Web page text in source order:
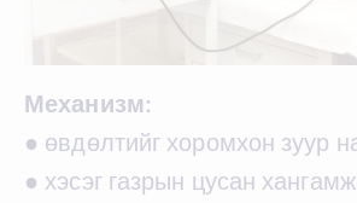
Механизм:
● өвдөлтийг хоромхон зуур
● хэсэг газрын цусан